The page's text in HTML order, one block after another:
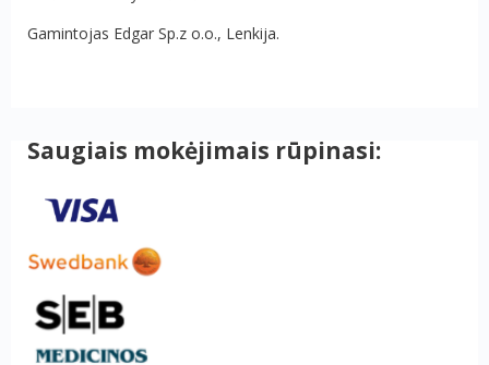
Gamintojas Edgar Sp.z o.o., Lenkija.
Saugiais mokėjimais rūpinasi: